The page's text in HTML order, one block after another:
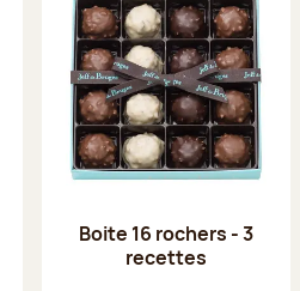
Boite 16 rochers - 3
recettes